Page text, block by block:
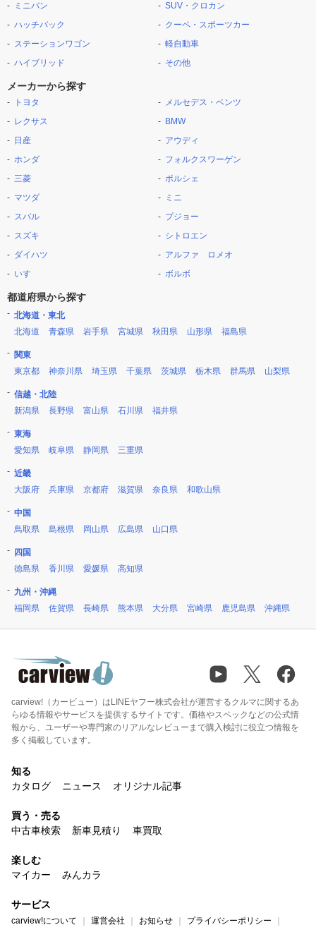
ミニバン
ハッチバック
ステーションワゴン
ハイブリッド
SUV・クロカン
クーペ・スポーツカー
軽自動車
その他
メーカーから探す
トヨタ
レクサス
日産
ホンダ
三菱
マツダ
スバル
スズキ
ダイハツ
いすゞ
メルセデス・ベンツ
BMW
アウディ
フォルクスワーゲン
ポルシェ
ミニ
プジョー
シトロエン
アルファ ロメオ
ボルボ
都道府県から探す
北海道・東北
北海道
青森県 岩手県 宮城県 秋田県 山形県 福島県
関東
東京都
神奈川県 埼玉県 千葉県 茨城県 栃木県 群馬県 山梨県
信越・北陸
新潟県
長野県 富山県 石川県 福井県
東海
愛知県
岐阜県 静岡県 三重県
近畿
大阪府
兵庫県 京都府 滋賀県 奈良県 和歌山県
中国
鳥取県
島根県 岡山県 広島県 山口県
四国
徳島県
香川県 愛媛県 高知県
九州・沖縄
福岡県
佐賀県 長崎県 熊本県 大分県 宮崎県 鹿児島県 沖縄県
carview!（カービュー）はLINEヤフー株式会社が運営するクルマに関するあ
らゆる情報やサービスを提供するサイトです。価格やスペックなどの公式情
報から、ユーザーや専門家のリアルなレビューまで購入検討に役立つ情報を
多く掲載しています。
知る
カタログ
ニュース オリジナル記事
買う・売る
中古車検索
新車見積り 車買取
楽しむ
マイカー
みんカラ
サービス
carview!について 運営会社 お知らせ プライバシーポリシー